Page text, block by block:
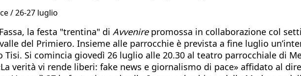
/ 26-27 luglio
la festa "trentina" di Avvenirepromossa in collaborazione col
del Primiero. Insieme alle parrocchie è prevista a fine luglio
Tisi. Si comincia giovedì 26 luglio alle 20.30 al teatro parrocchiale di
verità vi rende liberi: fake news e giornalismo di pace» affidato al